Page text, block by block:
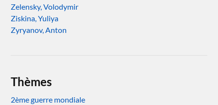
Zelensky, Volodymir
Ziskina, Yuliya
Zyryanov, Anton
Thèmes
2ème guerre mondiale